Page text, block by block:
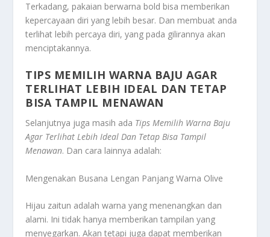
Terkadang, pakaian berwarna bold bisa memberikan
kepercayaan diri yang lebih besar. Dan membuat anda
terlihat lebih percaya diri, yang pada gilirannya akan
menciptakannya.
TIPS MEMILIH WARNA BAJU AGAR
TERLIHAT LEBIH IDEAL DAN TETAP
BISA TAMPIL MENAWAN
Selanjutnya juga masih ada Tips Memilih Warna Baju
Agar Terlihat Lebih Ideal Dan Tetap Bisa Tampil
Menawan. Dan cara lainnya adalah:
Mengenakan Busana Lengan Panjang Warna Olive
Hijau zaitun adalah warna yang menenangkan dan
alami. Ini tidak hanya memberikan tampilan yang
menyegarkan. Akan tetapi juga dapat memberikan